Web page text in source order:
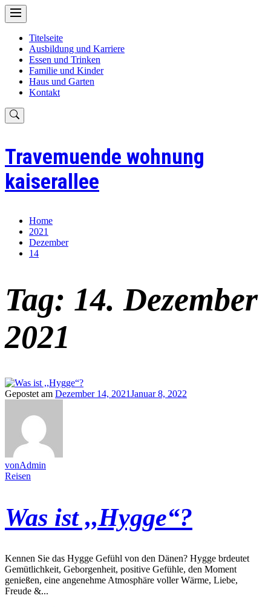
Skip
to
Titelseite
Ausbildung und Karriere
Essen und Trinken
Familie und Kinder
Haus und Garten
Kontakt
Travemuende wohnung
kaiserallee
Home
2021
Dezember
14
Tag: 14. Dezember
2021
Gepostet am Dezember 14, 2021Januar 8, 2022
vonAdmin
Reisen
Was ist ,,Hygge“?
Kennen Sie das Hygge Gefühl von den Dänen? Hygge brdeutet
Gemütlichkeit, Geborgenheit, positive Gefühle, den Moment
genießen, eine angenehme Atmosphäre voller Wärme, Liebe,
Freude &...